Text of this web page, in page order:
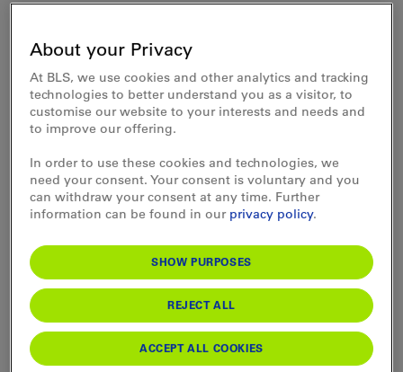
2023
2022
2021
2020
2019
About your Privacy
At BLS, we use cookies and other analytics and tracking
technologies to better understand you as a visitor, to
customise our website to your interests and needs and
to improve our offering.
In order to use these cookies and technologies, we
need your consent. Your consent is voluntary and you
can withdraw your consent at any time. Further
information can be found in our privacy policy.
SHOW PURPOSES
REJECT ALL
ACCEPT ALL COOKIES